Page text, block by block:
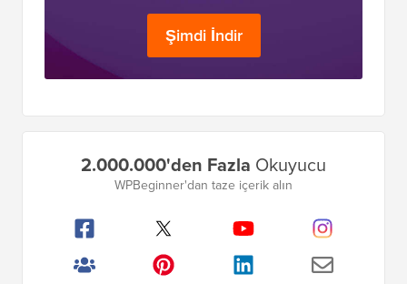
Şimdi İndir
2.000.000'den Fazla Okuyucu
WPBeginner'dan taze içerik alın